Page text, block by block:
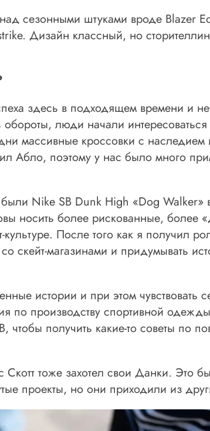
сезонными штуками вроде Blazer
Дизайн классный, но
здесь в подходящем времени и
обороты, люди начали
массивные кроссовки с
Абло, поэтому у нас было много
Nike SB Dunk High «Dog Walker»
носить более рискованные, более
культуре. После того как я получил
скейт-магазинами и придумывать
истории и при этом
по производству спортивной
получить какие-то советы по
Скотт тоже захотел свои Данки. Это
проекты, но они приходили из